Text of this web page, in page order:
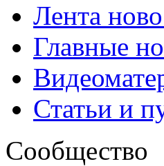
Лента
Главные
Статьи и
Сообщество